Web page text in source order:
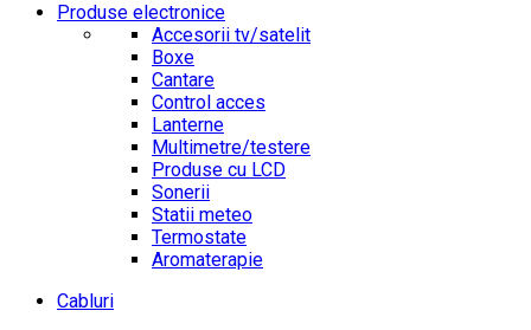
Produse electronice
Accesorii tv/satelit
Boxe
Cantare
Control acces
Lanterne
Multimetre/testere
Produse cu LCD
Sonerii
Statii meteo
Termostate
Aromaterapie
Cabluri